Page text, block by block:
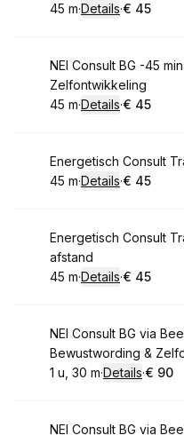
.Duur:
45 m·Details·
.Prijs:
€ 45
Boek
NEI Consult BG -45
Zelfontwikkeling
.Duur:
45 m·Details·
.Prijs:
€ 45
Boek
Energetisch Consult
.Duur:
45 m·Details·
.Prijs:
€ 45
Boek
Energetisch Consult
afstand
.Duur:
45 m·Details·
.Prijs:
€ 45
Boek
NEI Consult BG via
Bewustwording &
. Duur:
1 u, 30 m·Details·
.Prijs:
€ 90
Boek
NEI Consult BG via